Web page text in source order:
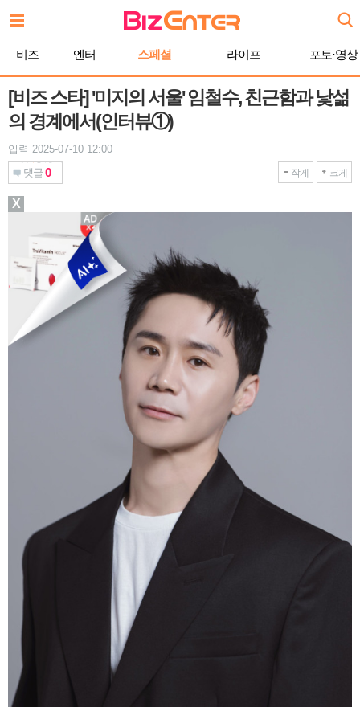
문
기
비즈 엔터 스페셜 라이프 포토·영상
[비즈 스타] '미지의 서울' 임철수, 친근함과 낯섦
의 경계에서(인터뷰①)
입력 2025-07-10 12:00
댓글 0 작게 크게
X